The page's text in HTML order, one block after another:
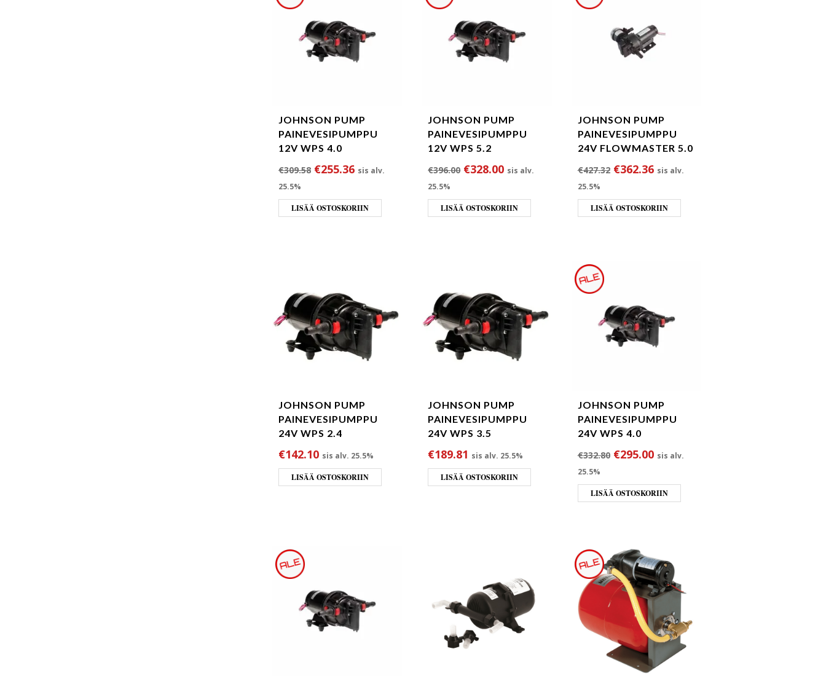
JOHNSON PUMP
PAINEVESIPUMPPU
12V WPS 4.0
€309.58 Alkuperäinen hinta oli: €309.58.
€255.36Nykyinen hinta on: €255.36.
sis alv.
25.5%
LISÄÄ OSTOSKORIIN
JOHNSON PUMP
PAINEVESIPUMPPU
12V WPS 5.2
€396.00 Alkuperäinen hinta oli: €396.00.
€328.00Nykyinen hinta on: €328.00.
sis alv.
25.5%
LISÄÄ OSTOSKORIIN
JOHNSON PUMP
PAINEVESIPUMPPU
24V FLOWMASTER 5.0
€427.32 Alkuperäinen hinta oli: €427.32.
€362.36Nykyinen hinta on: €362.36.
sis alv.
25.5%
LISÄÄ OSTOSKORIIN
JOHNSON PUMP
PAINEVESIPUMPPU
24V WPS 2.4
€142.10 sis alv. 25.5%
LISÄÄ OSTOSKORIIN
JOHNSON PUMP
PAINEVESIPUMPPU
24V WPS 3.5
€189.81 sis alv. 25.5%
LISÄÄ OSTOSKORIIN
JOHNSON PUMP
PAINEVESIPUMPPU
24V WPS 4.0
€332.80 Alkuperäinen hinta oli: €332.80.
€295.00Nykyinen hinta on: €295.00.
sis alv.
25.5%
LISÄÄ OSTOSKORIIN